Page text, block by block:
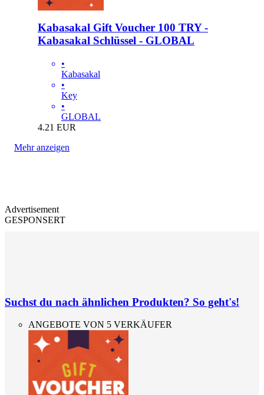
Kabasakal Gift Voucher 100 TRY -
Kabasakal Schlüssel - GLOBAL
•
Kabasakal
•
Key
•
GLOBAL
4.21 EUR
Mehr anzeigen
Advertisement
GESPONSERT
Suchst du nach ähnlichen Produkten? So geht's!
ANGEBOTE VON 5 VERKÄUFER